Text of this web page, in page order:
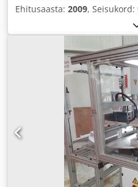
Ehitusaasta: 2009, Seisukord: